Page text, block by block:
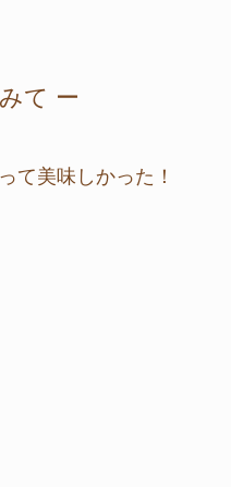
て ー
て美味しかった！